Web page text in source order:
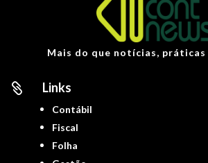
Mais do que notícias,
 Links
Contábil
Fiscal
Folha